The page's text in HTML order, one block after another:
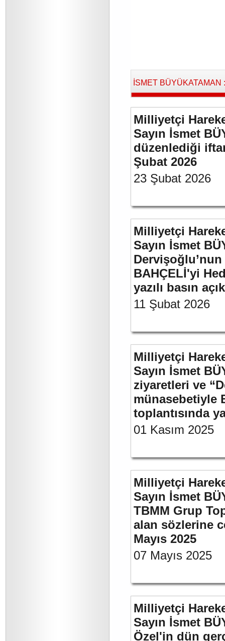
İSMET BÜYÜKATAMAN
Milliyetçi
Sayın İsmet
düzenlediği
Şubat 2026
23 Şubat 2026
Milliyetçi
Sayın İsmet
Dervişoğlu’nun
BAHÇELİ'yi
yazılı basın
11 Şubat 2026
Milliyetçi
Sayın İsmet
ziyaretleri ve
münasebetiyle
toplantısında
01 Kasım 2025
Milliyetçi
Sayın İsmet
TBMM Grup
alan sözlerine
Mayıs 2025
07 Mayıs 2025
Milliyetçi
Sayın İsmet
Özel'in dün